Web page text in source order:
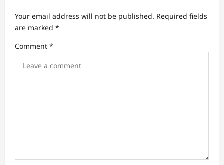
Your email address will not be published. Required fields
are marked *
Comment *